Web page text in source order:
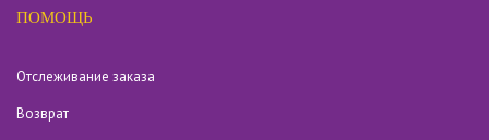
ПОМОЩЬ
Отслеживание заказа
Возврат